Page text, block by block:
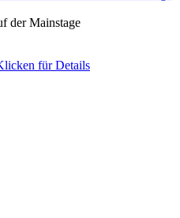
der Mainstage